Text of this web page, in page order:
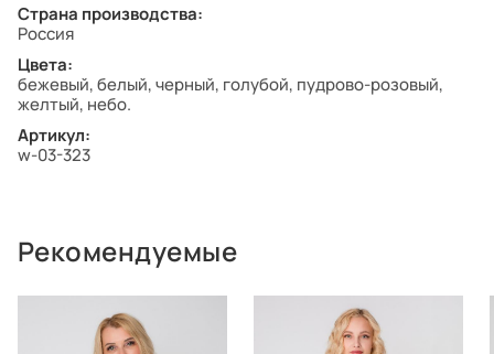
Страна производства:
Россия
Цвета:
бежевый, белый, черный, голубой, пудрово-розовый,
желтый, небо.
Артикул:
w-03-323
Рекомендуемые